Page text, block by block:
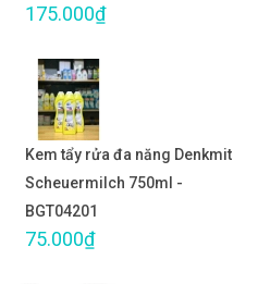
175.000₫
Kem tẩy rửa đa năng Denkmit
Scheuermilch 750ml -
BGT04201
75.000₫